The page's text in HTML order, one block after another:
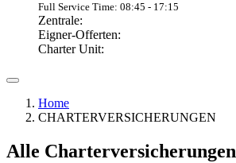
Full Service Time: 08:45 - 17:15
Zentrale:
Eigner-Offerten:
Charter Unit:
Home
CHARTERVERSICHERUNGEN
Alle Charterversicherungen